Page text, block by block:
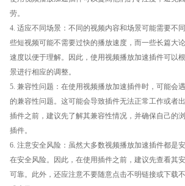
劳。
4. 适应不同场景：不同的视频内容和场景可能需要不
些短视频可能不需要过快的播放速度，而一些长篇大
速度以便于理解。因此，使用视频播放加速插件可以
景进行相应的调整。
5. 兼容性问题：在使用视频播放加速插件时，可能会
的兼容性问题。这可能会导致插件无法正常工作或者
插件之前，建议先了解其兼容性情况，并确保自己的
插件。
6. 注意安全风险：虽然大多数视频播放加速插件都是
在安全风险。因此，在使用插件之前，建议先查看其
可靠。此外，还应注意不要随意点击不明链接或下载